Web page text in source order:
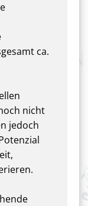
ca.
nicht
jedoch